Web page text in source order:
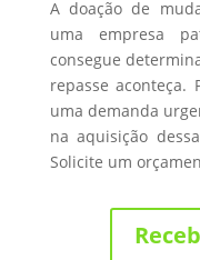
A doação de
uma empresa
consegue
repasse aconteça.
uma demanda
na aquisição
Solicite um